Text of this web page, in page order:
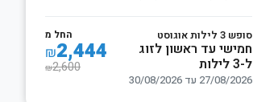
סופש 3 לילות אוגוסט
חמישי עד ראשון לזוג
ל-3 לילות
27/08/2026 עד 30/08/2026
החל מ
₪2,444
₪2,600